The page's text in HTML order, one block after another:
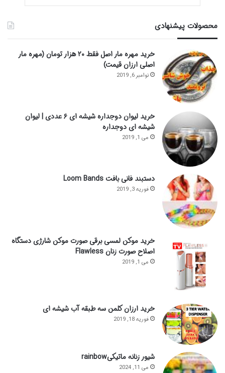
محصولات پیشنهادی
خرید مهره مار اصل فقط ۲۰ هزار تومان (مهره مار
اصلی ارزان قیمت)
نوامبر 6, 2019
خرید لیوان دوجداره شیشه ای ۶ عددی | لیوان
شیشه ای دوجداره
می 1, 2019
دستبند فانی بافت Loom Bands
فوریه 3, 2019
خرید موکن لمسی برقی صورت موکن شارژی دستگاه
اصلاح صورت زنان Flawless
می 1, 2019
خرید ارزان کلمن سه طبقه آب شیشه ای
فوریه 18, 2019
شیور زنانه ماتیکیrainbow
می 11, 2024